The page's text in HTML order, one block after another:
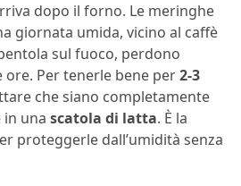
dopo il forno. Le meringhe
giornata umida, vicino al caffè
sul fuoco, perdono
ore. Per tenerle bene per2-3
che siano completamente
una scatola di latta. È la
proteggerle dall’umidità senza